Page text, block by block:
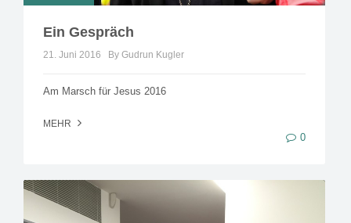
Ein Gespräch
21. Juni 2016 By Gudrun Kugler
Am Marsch für Jesus 2016
MEHR
0